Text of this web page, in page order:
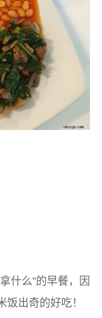
什么”的早餐，因
出奇的好吃！